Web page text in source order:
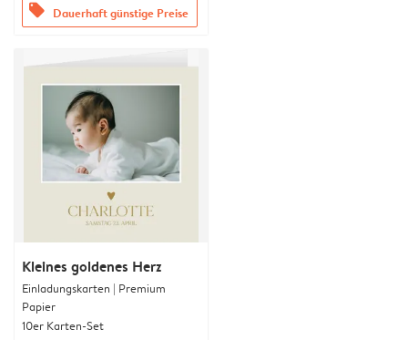
offers Dauerhaft günstige Preise
Kleines goldenes Herz
Einladungskarten | Premium
Papier
10er Karten-Set